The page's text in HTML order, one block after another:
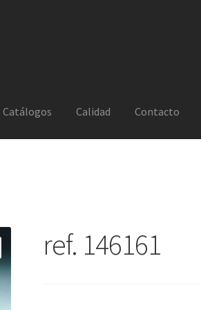
Catálogos Calidad Contacto
ref. 146161